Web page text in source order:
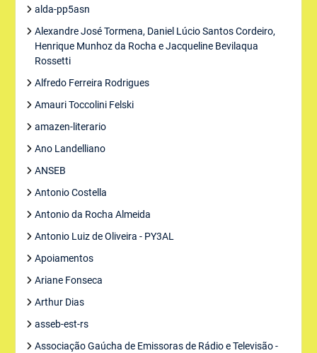
alda-pp5asn
Alexandre José Tormena, Daniel Lúcio Santos Cordeiro,
Henrique Munhoz da Rocha e Jacqueline Bevilaqua
Rossetti
Alfredo Ferreira Rodrigues
Amauri Toccolini Felski
amazen-literario
Ano Landelliano
ANSEB
Antonio Costella
Antonio da Rocha Almeida
Antonio Luiz de Oliveira - PY3AL
Apoiamentos
Ariane Fonseca
Arthur Dias
asseb-est-rs
Associação Gaúcha de Emissoras de Rádio e Televisão -